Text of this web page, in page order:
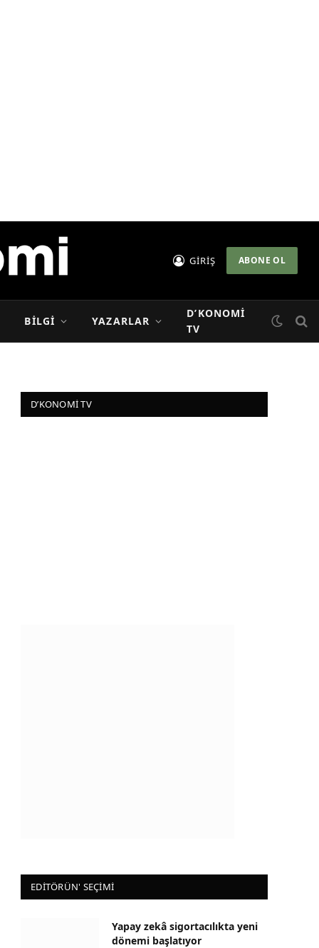
GİRİŞ ABONE OL
BILGI YAZARLAR
D’KONOMI
TV
D’KONOMI TV
EDİTÖRÜN' SEÇİMİ
Yapay zekâ sigortacılıkta yeni
dönemi başlatıyor